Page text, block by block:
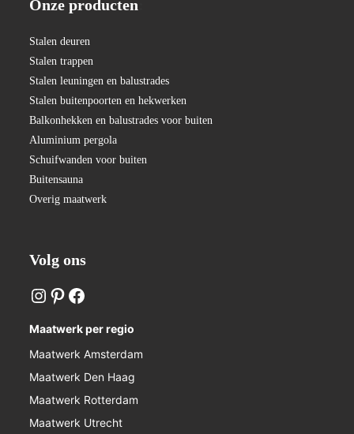
Onze producten
Stalen deuren
Stalen trappen
Stalen leuningen en balustrades
Stalen buitenpoorten en hekwerken
Balkonhekken en balustrades voor buiten
Aluminium pergola
Schuifwanden voor buiten
Buitensauna
Overig maatwerk
Volg ons
Maatwerk per regio
Maatwerk Amsterdam
Maatwerk Den Haag
Maatwerk Rotterdam
Maatwerk Utrecht